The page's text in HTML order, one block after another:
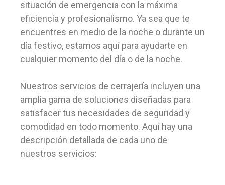
situación de emergencia con la máxima
eficiencia y profesionalismo. Ya sea que te
encuentres en medio de la noche o durante un
día festivo, estamos aquí para ayudarte en
cualquier momento del día o de la noche.
Nuestros servicios de cerrajería incluyen una
amplia gama de soluciones diseñadas para
satisfacer tus necesidades de seguridad y
comodidad en todo momento. Aquí hay una
descripción detallada de cada uno de
nuestros servicios: